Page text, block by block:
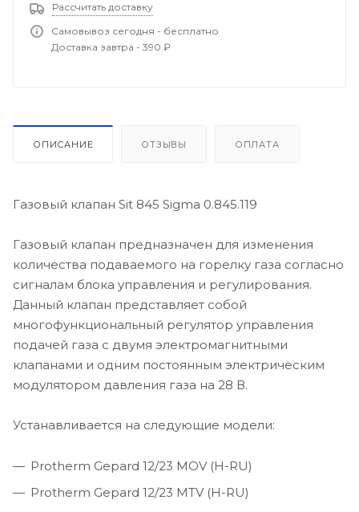
Рассчитать доставку
Самовывоз сегодня - бесплатно
Доставка завтра - 390 ₽
ОПИСАНИЕ ОТЗЫВЫ ОПЛАТА
Газовый клапан Sit 845 Sigma 0.845.119
Газовый клапан предназначен для изменения
количества подаваемого на горелку газа согласно
сигналам блока управления и регулирования.
Данный клапан представляет собой
многофункциональный регулятор управления
подачей газа c двумя электромагнитными
клапанами и одним постоянным электрическим
модулятором давления газа на 28 В.
Устанавливается на следующие модели:
Protherm Gepard 12/23 MOV (H-RU)
Protherm Gepard 12/23 MTV (H-RU)